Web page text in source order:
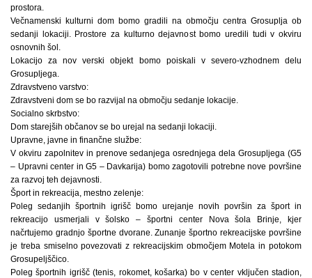
prostora.
Večnamenski kulturni dom bomo gradili na območju centra Grosuplja ob
sedanji lokaciji. Prostore za kulturno dejavnost bomo uredili tudi v okviru
osnovnih šol.
Lokacijo za nov verski objekt bomo poiskali v severo-vzhodnem delu
Grosupljega.
Zdravstveno varstvo:
Zdravstveni dom se bo razvijal na območju sedanje lokacije.
Socialno skrbstvo:
Dom starejših občanov se bo urejal na sedanji lokaciji.
Upravne, javne in finančne službe:
V okviru zapolnitev in prenove sedanjega osrednjega dela Grosupljega (G5
– Upravni center in G5 – Davkarija) bomo zagotovili potrebne nove površine
za razvoj teh dejavnosti.
Šport in rekreacija, mestno zelenje:
Poleg sedanjih športnih igrišč bomo urejanje novih površin za šport in
rekreacijo usmerjali v šolsko – športni center Nova šola Brinje, kjer
načrtujemo gradnjo športne dvorane. Zunanje športno rekreacijske površine
je treba smiselno povezovati z rekreacijskim območjem Motela in potokom
Grosupeljščico.
Poleg športnih igrišč (tenis, rokomet, košarka) bo v center vključen stadion,